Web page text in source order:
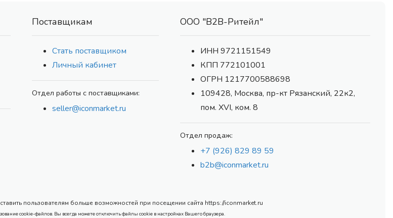
Поставщикам
Стать поставщиком
Личный кабинет
Отдел работы с поставщиками:
seller@iconmarket.ru
ООО "В2В-Ритейл"
ИНН 9721151549
КПП 772101001
ОГРН 1217700588698
109428, Москва, пр-кт Рязанский, 22к2,
пом. XVI, ком. 8
Отдел продаж:
+7 (926) 829 89 59
b2b@iconmarket.ru
пользователям больше возможностей при посещении сайта https://iconmarket.ru
cookie-файлов. Вы всегда можете отключить файлы cookie в настройках Вашего браузера.